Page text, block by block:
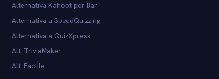
Alternativa Kahoot per Bar
Alternativa a SpeedQuizzing
Alternativa a QuizXpress
Alt. TriviaMaker
Alt. Factile